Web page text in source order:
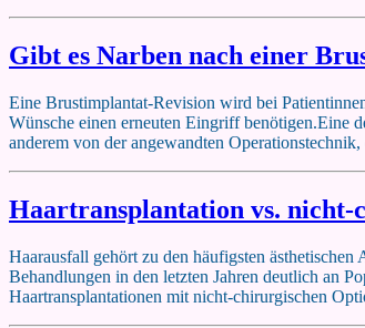
Gibt es Narben nach einer
Eine Brustimplantat-Revision wird bei
Wünsche einen erneuten Eingriff benötigen.Eine
anderem von der angewandten
Haartransplantation vs.
Haarausfall gehört zu den häufigsten
Behandlungen in den letzten Jahren deutlich an
Haartransplantationen mit nicht-chirurgischen